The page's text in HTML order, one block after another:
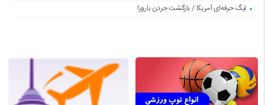
لیگ حرفه‌ای آمریکا / بازگشت جردن باروز!